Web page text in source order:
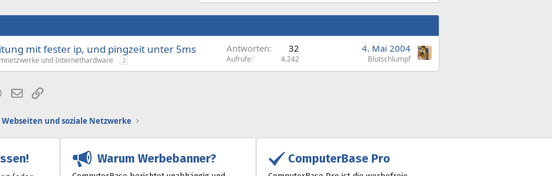
mit fester ip, und pingzeit unter 5ms
und Internethardware 2
Antworten 32
Aufrufe 4.242
4. Mai 2004
Blutschlumpf
WhatsApp
E-MailLink
Webseiten und soziale Netzwerke
Warum Werbebanner? ComputerBase Pro